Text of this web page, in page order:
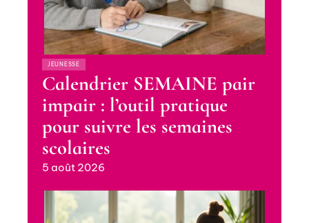
JEUNESSE
Calendrier SEMAINE pair
impair : l’outil pratique
pour suivre les semaines
scolaires
5 août 2026